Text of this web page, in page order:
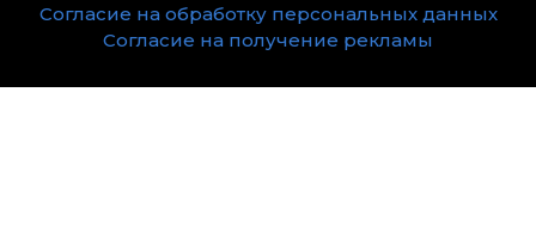
Согласие на обработку персональных данных
Согласие на получение рекламы